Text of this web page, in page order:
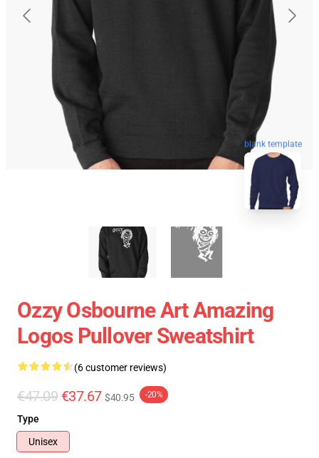
blank template
Ozzy Osbourne Art Amazing
Logos Pullover Sweatshirt
(6 customer reviews)
€47.09 €37.67 $40.95 -20%
Type
Unisex